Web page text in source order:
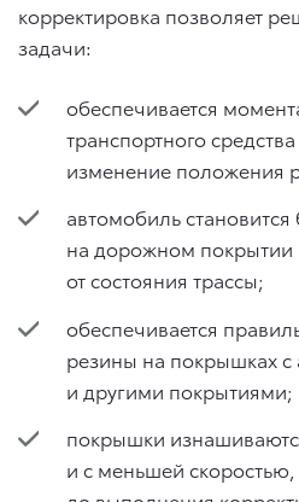
корректировка позволяет
задачи:
обеспечивается
транспортного
изменение положения
автомобиль
на дорожном покрытии
от состояния трассы;
обеспечивается
резины на покрышках
и другими покрытиями;
покрышки
и с меньшей